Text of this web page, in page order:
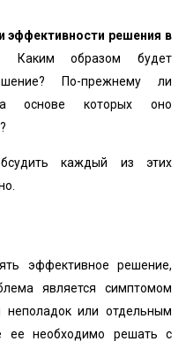
эффективности решения в
образом будет
По-прежнему ли
основе которых оно
каждый из этих
эффективное решение,
является симптомом
или отдельным
ее необходимо решать с